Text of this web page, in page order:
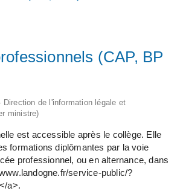
(CAP, BP
Direction de l'information légale et
ministre)
est accessible après le collège. Elle
formations diplômantes par la voie
professionnel, ou en alternance, dans
service-public/?
a>.